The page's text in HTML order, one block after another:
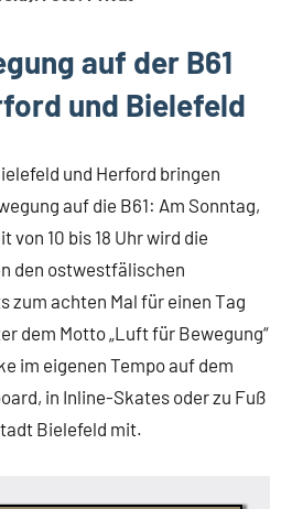
auf der B61
und Bielefeld
und Herford bringen
auf die B61: Am Sonntag,
von 10 bis 18 Uhr wird die
den ostwestfälischen
zum achten Mal für einen Tag
dem Motto „Luft für Bewegung“
im eigenen Tempo auf dem
in Inline-Skates oder zu Fuß
Bielefeld mit.